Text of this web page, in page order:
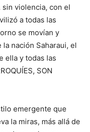
violencia, con el
a todas las
se movían y
nación Saharaui, el
ella y todas las
SON
emergente que
la miras, más allá de